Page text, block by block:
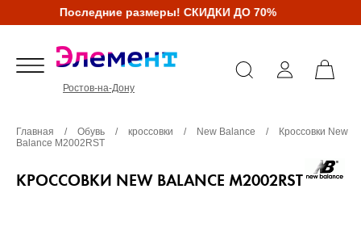
Последние размеры! СКИДКИ ДО 70%
Ростов-на-Дону
Главная / Обувь / кроссовки / New Balance /
Кроссовки New
Balance M2002RST
КРОССОВКИ NEW BALANCE M2002RST